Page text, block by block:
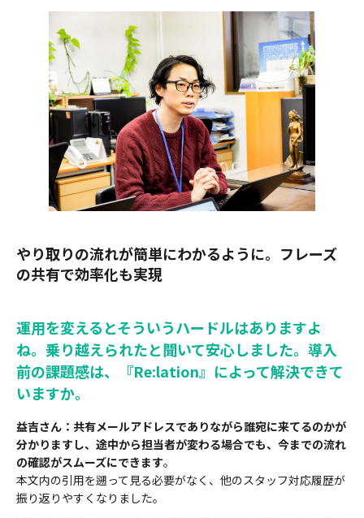
やり取りの流れが簡単にわかるように。フレーズ
の共有で効率化も実現
運用を変えるとそういうハードルはありますよ
ね。乗り越えられたと聞いて安心しました。導入
前の課題感は、『Re:lation』によって解決できて
いますか。
益吉さん ： 共有メールアドレスでありながら誰宛に来てるのかが
分かりますし、途中から担当者が変わる場合でも、今までの流れ
の確認がスムーズにできます。
本文内の引用を遡って見る必要がなく、他のスタッフ対応履歴が
振り返りやすくなりました。